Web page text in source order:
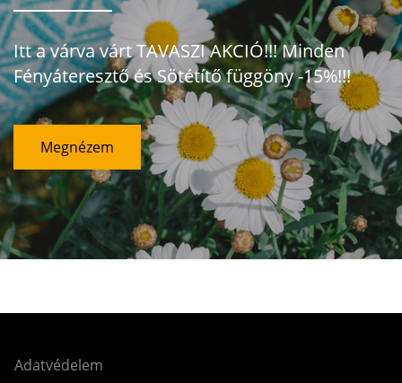
Itt a várva várt TAVASZI AKCIÓ!!! Minden
Fényáteresztő és Sötétítő függöny -15%!!!
Megnézem
Adatvédelem